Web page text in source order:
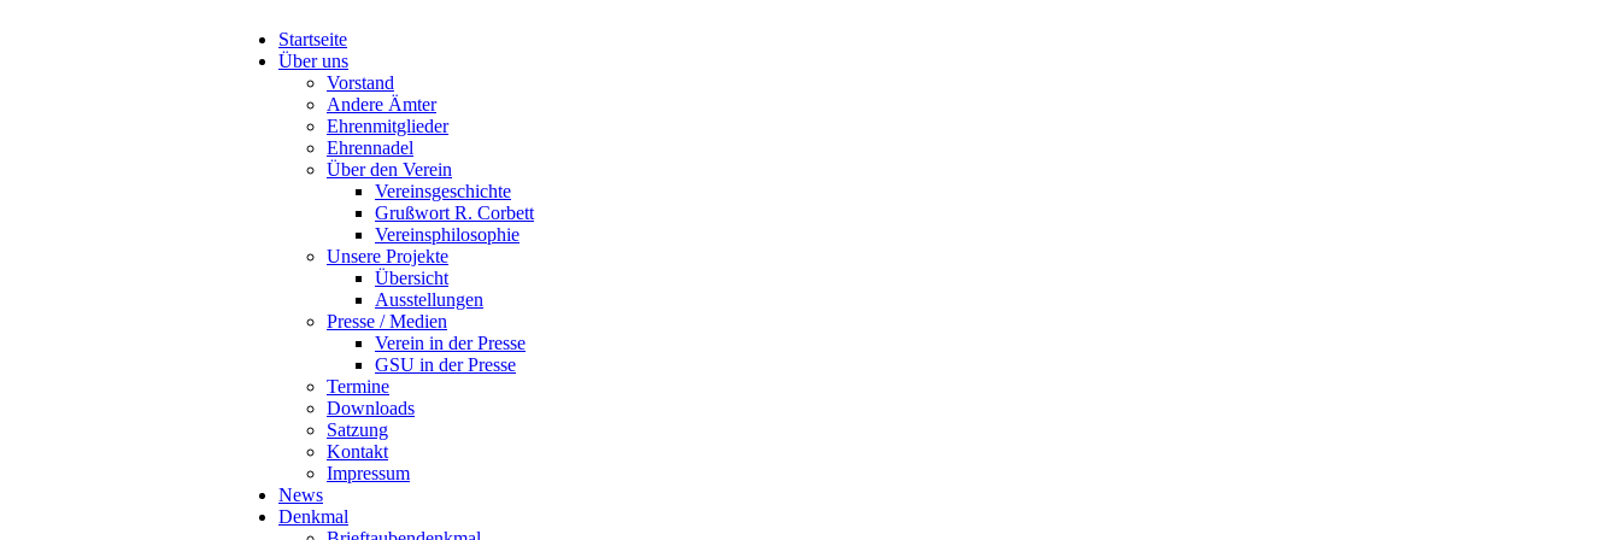
Startseite
Über uns
Vorstand
Andere Ämter
Ehrenmitglieder
Ehrennadel
Über den Verein
Vereinsgeschichte
Grußwort R. Corbett
Vereinsphilosophie
Unsere Projekte
Übersicht
Ausstellungen
Presse / Medien
Verein in der Presse
GSU in der Presse
Termine
Downloads
Satzung
Kontakt
Impressum
News
Denkmal